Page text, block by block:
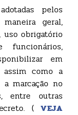
pelos
geral,
obrigatório
em
como a
marcação no
entre outras
( VEJA